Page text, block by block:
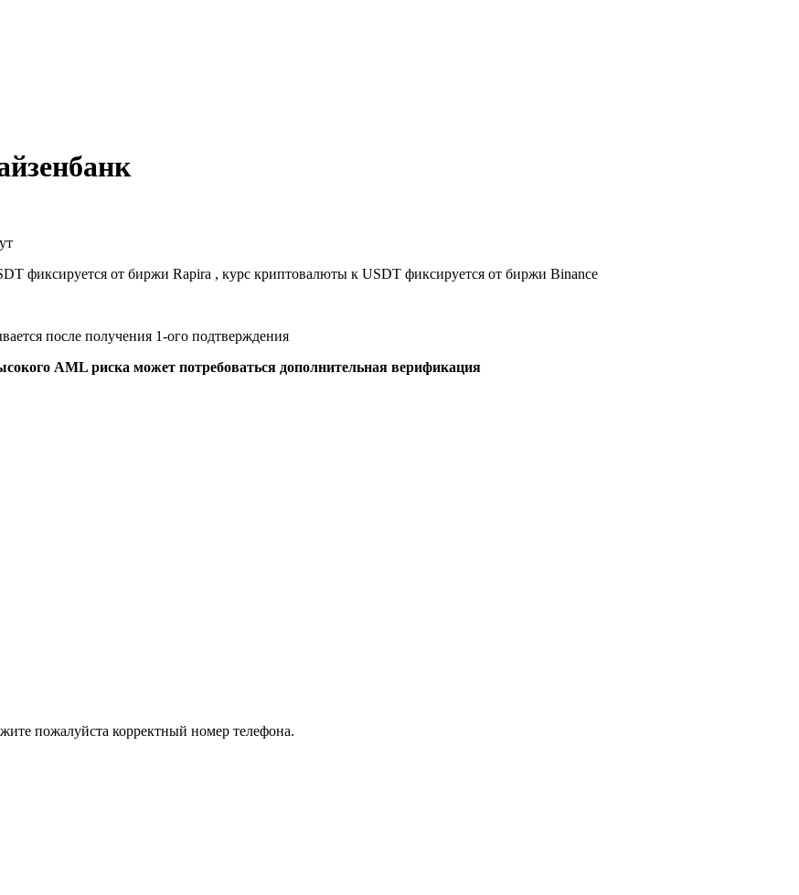
фиксируется от биржи Rapira , курс криптовалюты к USDT фиксируется от биржи Binance
после получения 1-ого подтверждения
AML риска может потребоваться дополнительная верификация
пожалуйста корректный номер телефона.